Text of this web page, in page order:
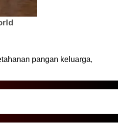
pangan keluarga,